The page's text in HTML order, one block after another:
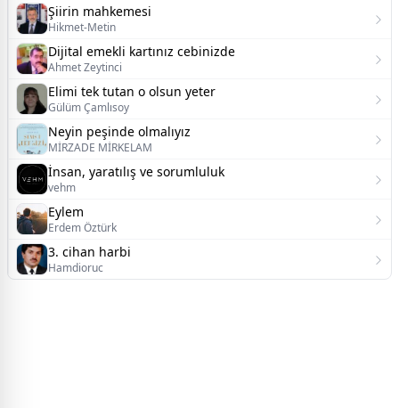
Şiirin mahkemesi
Hikmet-Metin
Dijital emekli kartınız cebinizde
Ahmet Zeytinci
Elimi tek tutan o olsun yeter
Gülüm Çamlısoy
Neyin peşinde olmalıyız
MİRZADE MİRKELAM
İnsan, yaratılış ve sorumluluk
vehm
Eylem
Erdem Öztürk
3. cihan harbi
Hamdioruc